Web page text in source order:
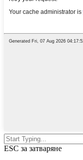
ESC за затваряне